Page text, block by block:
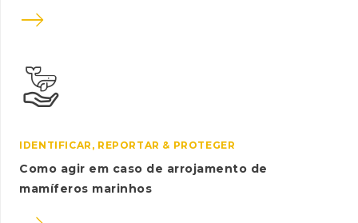

IDENTIFICAR, REPORTAR & PROTEGER
Como agir em caso de arrojamento de
mamíferos marinhos